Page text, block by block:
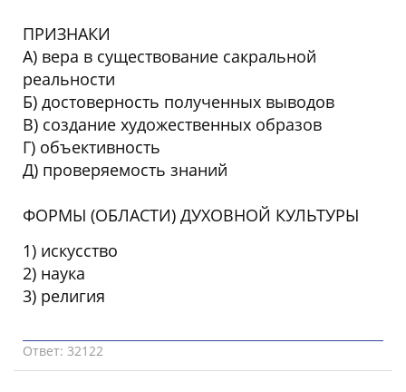
ПРИЗНАКИ
А) вера в существование сакральной
реальности
Б) достоверность полученных выводов
В) создание художественных образов
Г) объективность
Д) проверяемость знаний
ФОРМЫ (ОБЛАСТИ) ДУХОВНОЙ КУЛЬТУРЫ
1) искусство
2) наука
3) религия
Ответ: 32122